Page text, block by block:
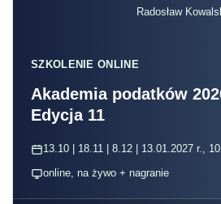
Radosław
SZKOLENIE ONLINE
Akademia podatków
Edycja 11
13.10 | 18.11 | 8.12 | 13.01.2027 r.,
online, na żywo + nagranie